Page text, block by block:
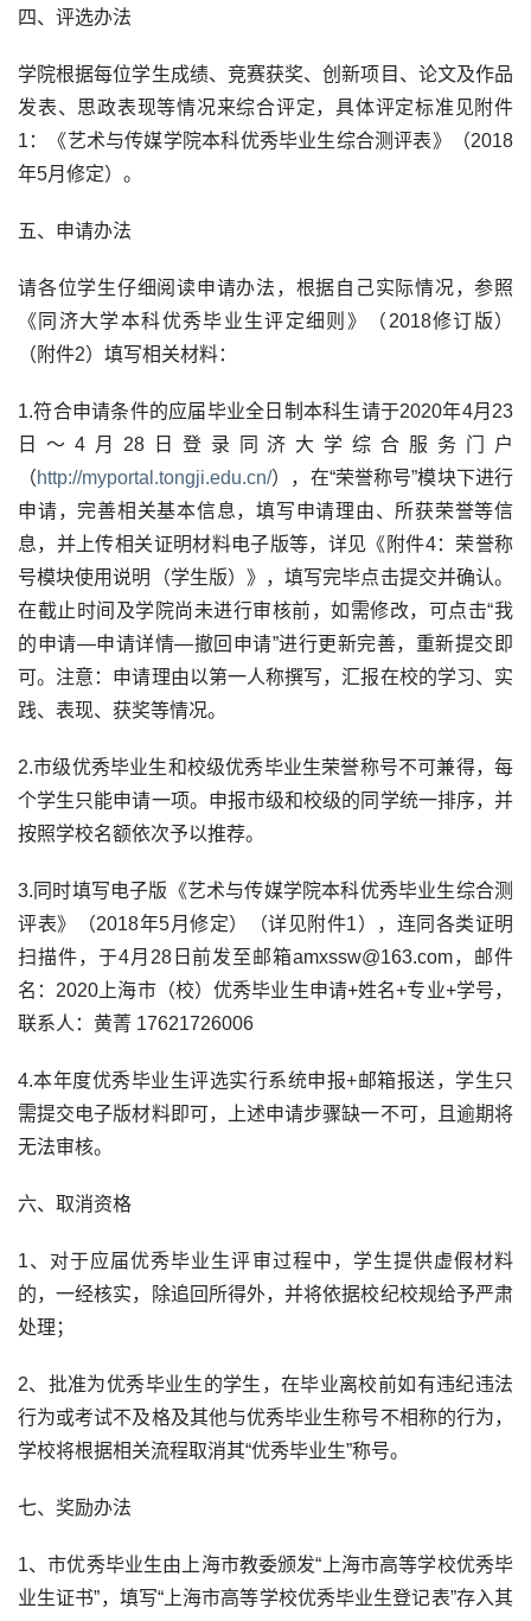
四、评选办法
学院根据每位学生成绩、竞赛获奖、创新项目、论文及作品
发表、思政表现等情况来综合评定，具体评定标准见附件
1：《艺术与传媒学院本科优秀毕业生综合测评表》（2018
年5月修定）。
五、申请办法
请各位学生仔细阅读申请办法，根据自己实际情况，参照
《同济大学本科优秀毕业生评定细则》（2018修订版）
（附件2）填写相关材料：
1.符合申请条件的应届毕业全日制本科生请于2020年4月23
日～4月28日登录同济大学综合服务门户
（http://myportal.tongji.edu.cn/），在“荣誉称号”模块下进行
申请，完善相关基本信息，填写申请理由、所获荣誉等信
息，并上传相关证明材料电子版等，详见《附件4：荣誉称
号模块使用说明（学生版）》，填写完毕点击提交并确认。
在截止时间及学院尚未进行审核前，如需修改，可点击“我
的申请—申请详情—撤回申请”进行更新完善，重新提交即
可。注意：申请理由以第一人称撰写，汇报在校的学习、实
践、表现、获奖等情况。
2.市级优秀毕业生和校级优秀毕业生荣誉称号不可兼得，每
个学生只能申请一项。申报市级和校级的同学统一排序，并
按照学校名额依次予以推荐。
3.同时填写电子版《艺术与传媒学院本科优秀毕业生综合测
评表》（2018年5月修定）（详见附件1），连同各类证明
扫描件，于4月28日前发至邮箱amxssw@163.com，邮件
名：2020上海市（校）优秀毕业生申请+姓名+专业+学号，
联系人：黄菁 17621726006
4.本年度优秀毕业生评选实行系统申报+邮箱报送，学生只
需提交电子版材料即可，上述申请步骤缺一不可，且逾期将
无法审核。
六、取消资格
1、对于应届优秀毕业生评审过程中，学生提供虚假材料
的，一经核实，除追回所得外，并将依据校纪校规给予严肃
处理；
2、批准为优秀毕业生的学生，在毕业离校前如有违纪违法
行为或考试不及格及其他与优秀毕业生称号不相称的行为，
学校将根据相关流程取消其“优秀毕业生”称号。
七、奖励办法
1、市优秀毕业生由上海市教委颁发“上海市高等学校优秀毕
业生证书”，填写“上海市高等学校优秀毕业生登记表”存入其